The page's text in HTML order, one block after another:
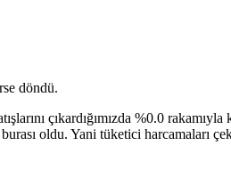
döndü.
çıkardığımızda %0.0 rakamıyla
oldu. Yani tüketici harcamaları